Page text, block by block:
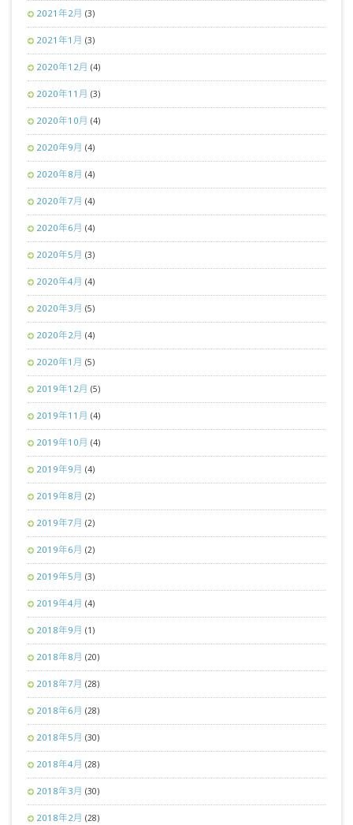
2021年2月 (3)
2021年1月 (3)
2020年12月 (4)
2020年11月 (3)
2020年10月 (4)
2020年9月 (4)
2020年8月 (4)
2020年7月 (4)
2020年6月 (4)
2020年5月 (3)
2020年4月 (4)
2020年3月 (5)
2020年2月 (4)
2020年1月 (5)
2019年12月 (5)
2019年11月 (4)
2019年10月 (4)
2019年9月 (4)
2019年8月 (2)
2019年7月 (2)
2019年6月 (2)
2019年5月 (3)
2019年4月 (4)
2018年9月 (1)
2018年8月 (20)
2018年7月 (28)
2018年6月 (28)
2018年5月 (30)
2018年4月 (28)
2018年3月 (30)
2018年2月 (28)